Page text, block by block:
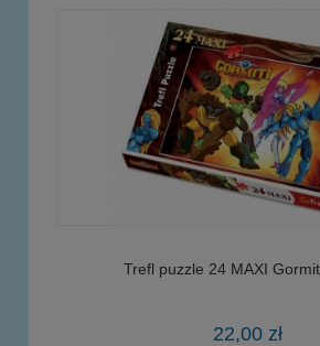
Trefl puzzle 24 MAXI
22,00 zł